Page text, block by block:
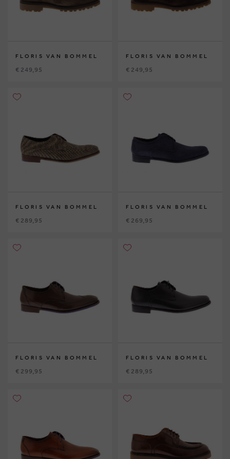
FLORIS VAN BOMMEL
€ 249,95
FLORIS VAN BOMMEL
€ 249,95
FLORIS VAN BOMMEL
€ 289,95
FLORIS VAN BOMMEL
€ 269,95
FLORIS VAN BOMMEL
€ 299,95
FLORIS VAN BOMMEL
€ 289,95